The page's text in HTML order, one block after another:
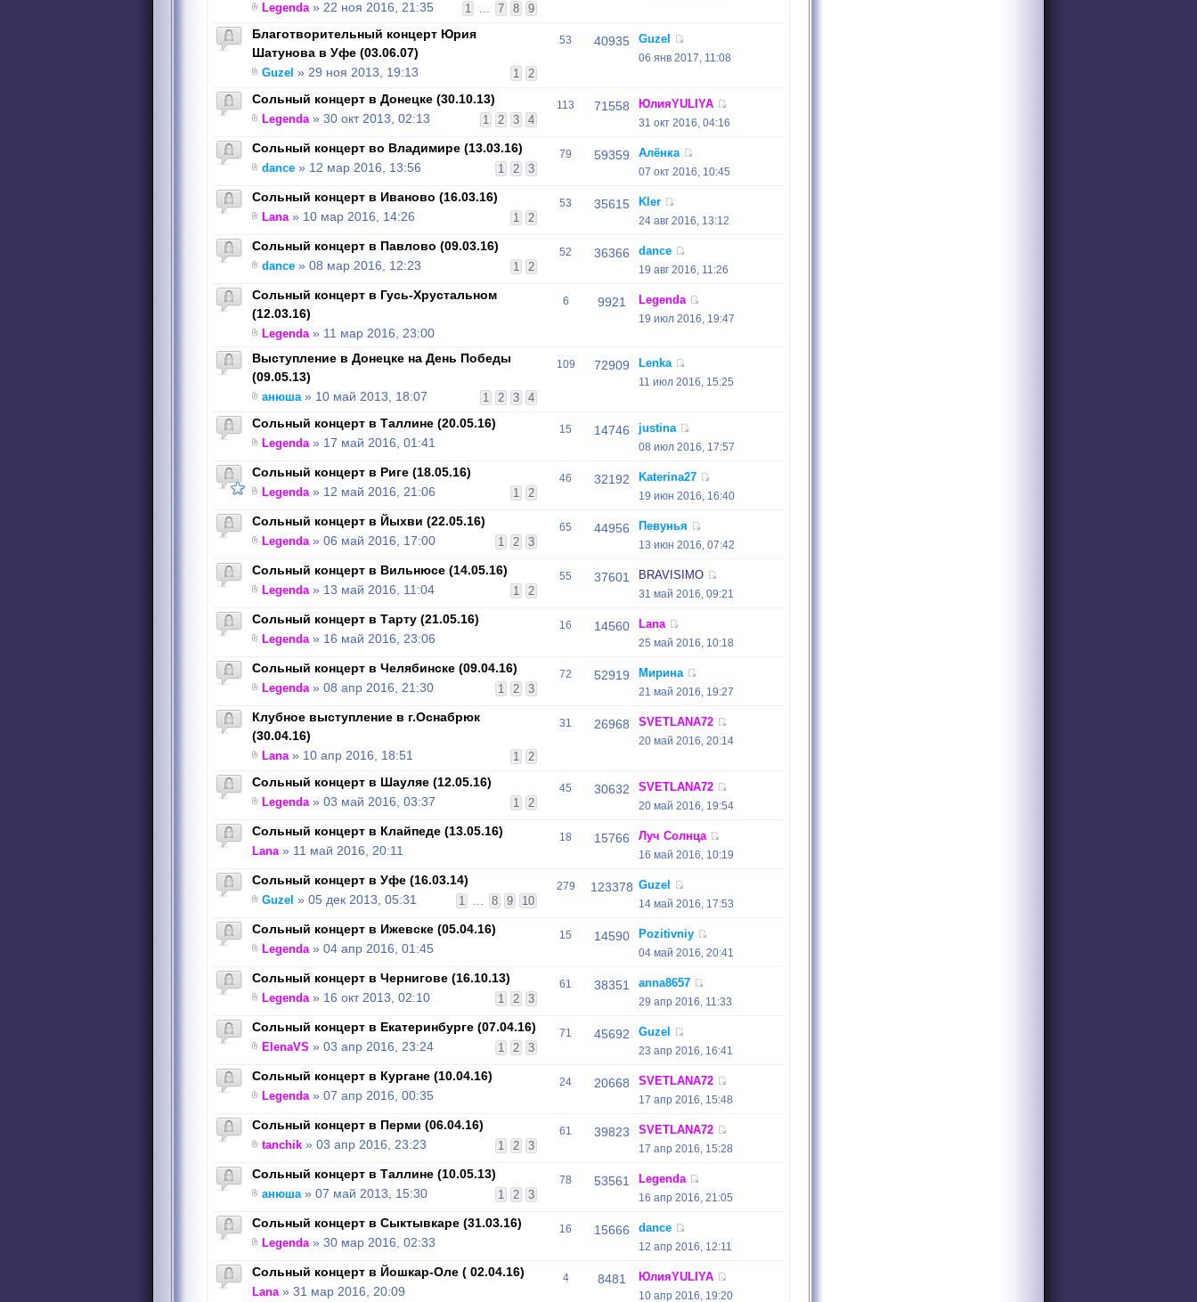
1 ... 7 8 9
Legenda» 22 ноя 2016, 21:35
Благотворительный концерт Юрия
Шатунова в Уфе (03.06.07)
1 2
Guzel » 29 ноя 2013, 19:13
53 40935 Guzel
06 янв 2017, 11:08
Сольный концерт в Донецке (30.10.13)
1 2 3 4
Legenda» 30 окт 2013, 02:13
113 71558 ЮлияYULIYA
31 окт 2016, 04:16
Сольный концерт во Владимире (13.03.16)
1 2 3
dance » 12 мар 2016, 13:56
79 59359 Алёнка
07 окт 2016, 10:45
Сольный концерт в Иваново (16.03.16)
1 2
Lana» 10 мар 2016, 14:26
53 35615 Kler
24 авг 2016, 13:12
Сольный концерт в Павлово (09.03.16)
1 2
dance » 08 мар 2016, 12:23
52 36366 dance
19 авг 2016, 11:26
Сольный концерт в Гусь-Хрустальном
(12.03.16)
Legenda» 11 мар 2016, 23:00
6 9921 Legenda
19 июл 2016, 19:47
Выступление в Донецке на День Победы
(09.05.13)
1 2 3 4
анюша» 10 май 2013, 18:07
109 72909 Lenka
11 июл 2016, 15:25
Сольный концерт в Таллине (20.05.16)
Legenda» 17 май 2016, 01:41
15 14746 justina
08 июл 2016, 17:57
Сольный концерт в Риге (18.05.16)
1 2
Legenda» 12 май 2016, 21:06
46 32192 Katerina27
19 июн 2016, 16:40
Сольный концерт в Йыхви (22.05.16)
1 2 3
Legenda» 06 май 2016, 17:00
65 44956 Певунья
13 июн 2016, 07:42
Сольный концерт в Вильнюсе (14.05.16)
1 2
Legenda» 13 май 2016, 11:04
55 37601 BRAVISIMO
31 май 2016, 09:21
Сольный концерт в Тарту (21.05.16)
Legenda» 16 май 2016, 23:06
16 14560 Lana
25 май 2016, 10:18
Сольный концерт в Челябинске (09.04.16)
1 2 3
Legenda» 08 апр 2016, 21:30
72 52919 Мирина
21 май 2016, 19:27
Клубное выступление в г.Оснабрюк
(30.04.16)
1 2
Lana» 10 апр 2016, 18:51
31 26968 SVETLANA72
20 май 2016, 20:14
Сольный концерт в Шауляе (12.05.16)
1 2
Legenda» 03 май 2016, 03:37
45 30632 SVETLANA72
20 май 2016, 19:54
Сольный концерт в Клайпеде (13.05.16)
Lana» 11 май 2016, 20:11
18 15766 Луч Солнца
16 май 2016, 10:19
Сольный концерт в Уфе (16.03.14)
1 ... 8 9 10
Guzel » 05 дек 2013, 05:31
279 123378 Guzel
14 май 2016, 17:53
Сольный концерт в Ижевске (05.04.16)
Legenda» 04 апр 2016, 01:45
15 14590 Pozitivniy
04 май 2016, 20:41
Сольный концерт в Чернигове (16.10.13)
1 2 3
Legenda» 16 окт 2013, 02:10
61 38351 anna8657
29 апр 2016, 11:33
Сольный концерт в Екатеринбурге (07.04.16)
1 2 3
ElenaVS » 03 апр 2016, 23:24
71 45692 Guzel
23 апр 2016, 16:41
Сольный концерт в Кургане (10.04.16)
Legenda» 07 апр 2016, 00:35
24 20668 SVETLANA72
17 апр 2016, 15:48
Сольный концерт в Перми (06.04.16)
1 2 3
tanchik » 03 апр 2016, 23:23
61 39823 SVETLANA72
17 апр 2016, 15:28
Сольный концерт в Таллине (10.05.13)
1 2 3
анюша» 07 май 2013, 15:30
78 53561 Legenda
16 апр 2016, 21:05
Сольный концерт в Сыктывкаре (31.03.16)
Legenda» 30 мар 2016, 02:33
16 15666 dance
12 апр 2016, 12:11
Сольный концерт в Йошкар-Оле ( 02.04.16)
Lana» 31 мар 2016, 20:09
4 8481 ЮлияYULIYA
10 апр 2016, 19:20